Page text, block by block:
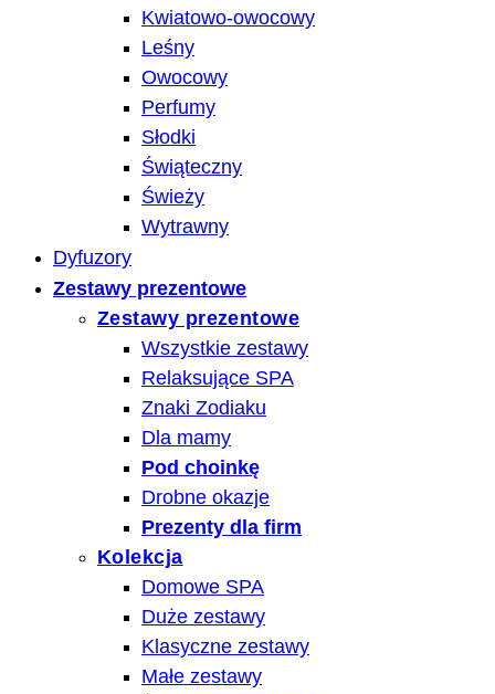
Kwiatowo-owocowy
Leśny
Owocowy
Perfumy
Słodki
Świąteczny
Świeży
Wytrawny
Dyfuzory
Zestawy prezentowe
Zestawy prezentowe
Wszystkie zestawy
Relaksujące SPA
Znaki Zodiaku
Dla mamy
Pod choinkę
Drobne okazje
Prezenty dla firm
Kolekcja
Domowe SPA
Duże zestawy
Klasyczne zestawy
Małe zestawy